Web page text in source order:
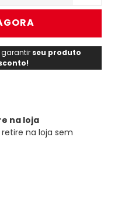
garantir seu produto
na loja
na loja sem